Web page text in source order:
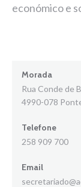
económico e
Morada
Rua Conde de
4990-078
Telefone
258 909 700
Email